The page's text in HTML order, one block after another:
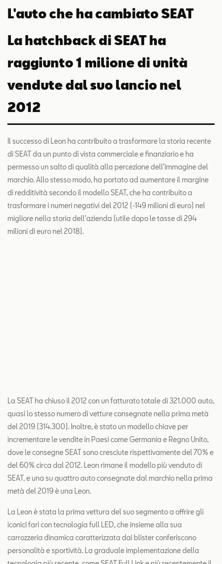
L'auto che ha cambiato SEAT
La hatchback di SEAT ha
raggiunto 1 milione di unità
vendute dal suo lancio nel
2012
Il successo di Leon ha contribuito a trasformare la storia recente
di SEAT da un punto di vista commerciale e finanziario e ha
permesso un salto di qualità alla percezione dell'immagine del
marchio. Allo stesso modo, ha portato ad aumentare il margine
di redditività secondo il modello SEAT, che ha contribuito a
trasformare i numeri negativi del 2012 (-149 milioni di euro) nel
migliore nella storia dell'azienda (utile dopo le tasse di 294
milioni di euro nel 2018).
La SEAT ha chiuso il 2012 con un fatturato totale di 321.000 auto,
quasi lo stesso numero di vetture consegnate nella prima metà
del 2019 (314.300). Inoltre, è stato un modello chiave per
incrementare le vendite in Paesi come Germania e Regno Unito,
dove le consegne SEAT sono cresciute rispettivamente del 70% e
del 60% circa dal 2012. Leon rimane il modello più venduto di
SEAT, e una su quattro auto consegnate dal marchio nella prima
metà del 2019 è una Leon.
La Leon è stata la prima vettura del suo segmento a offrire gli
iconici fari con tecnologia full LED, che insieme alla sua
carrozzeria dinamica caratterizzata dai blister conferiscono
personalità e sportività. La graduale implementazione della